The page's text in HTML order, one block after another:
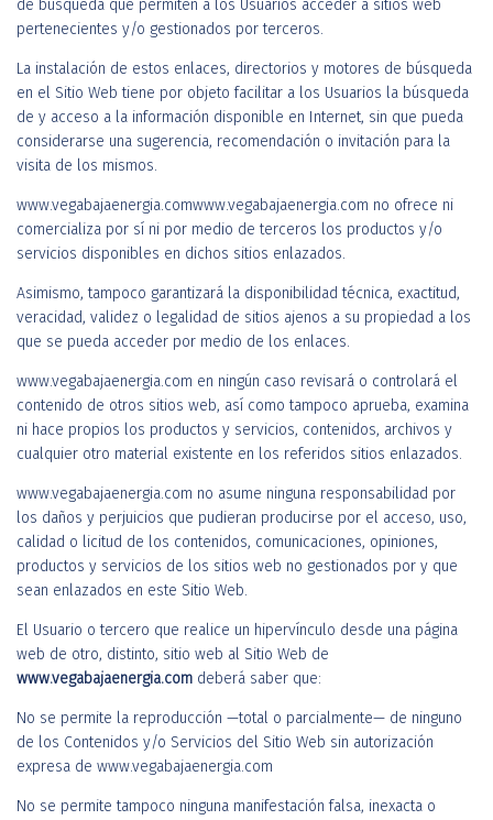
de búsqueda que permiten a los Usuarios acceder a sitios web
pertenecientes y/o gestionados por terceros.
La instalación de estos enlaces, directorios y motores de búsqueda
en el Sitio Web tiene por objeto facilitar a los Usuarios la búsqueda
de y acceso a la información disponible en Internet, sin que pueda
considerarse una sugerencia, recomendación o invitación para la
visita de los mismos.
www.vegabajaenergia.comwww.vegabajaenergia.com no ofrece ni
comercializa por sí ni por medio de terceros los productos y/o
servicios disponibles en dichos sitios enlazados.
Asimismo, tampoco garantizará la disponibilidad técnica, exactitud,
veracidad, validez o legalidad de sitios ajenos a su propiedad a los
que se pueda acceder por medio de los enlaces.
www.vegabajaenergia.com en ningún caso revisará o controlará el
contenido de otros sitios web, así como tampoco aprueba, examina
ni hace propios los productos y servicios, contenidos, archivos y
cualquier otro material existente en los referidos sitios enlazados.
www.vegabajaenergia.com no asume ninguna responsabilidad por
los daños y perjuicios que pudieran producirse por el acceso, uso,
calidad o licitud de los contenidos, comunicaciones, opiniones,
productos y servicios de los sitios web no gestionados por y que
sean enlazados en este Sitio Web.
El Usuario o tercero que realice un hipervínculo desde una página
web de otro, distinto, sitio web al Sitio Web de
www.vegabajaenergia.com deberá saber que:
No se permite la reproducción —total o parcialmente— de ninguno
de los Contenidos y/o Servicios del Sitio Web sin autorización
expresa de www.vegabajaenergia.com
No se permite tampoco ninguna manifestación falsa, inexacta o